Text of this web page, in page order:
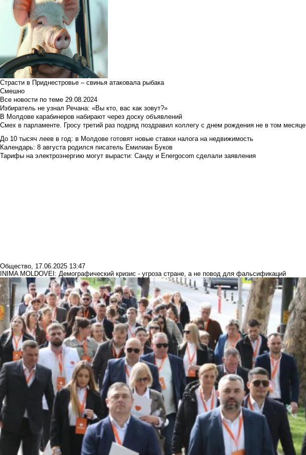
Страсти в Приднестровье – свинья атаковала рыбака
Смешно
Все новости по теме 29.08.2024
Избиратель не узнал Речана: «Вы кто, вас как зовут?»
В Молдове карабинеров набирают через доску объявлений
Смех в парламенте. Гросу третий раз подряд поздравил коллегу с днем рождения не в том месяце
До 10 тысяч леев в год: в Молдове готовят новые ставки налога на недвижимость
Календарь: 8 августа родился писатель Емилиан Буков
Тарифы на электроэнергию могут вырасти: Санду и Energocom сделали заявления
Общество, 17.06.2025 13:47
INIMA MOLDOVEI: Демографический кризис - угроза стране, а не повод для фальсификаций